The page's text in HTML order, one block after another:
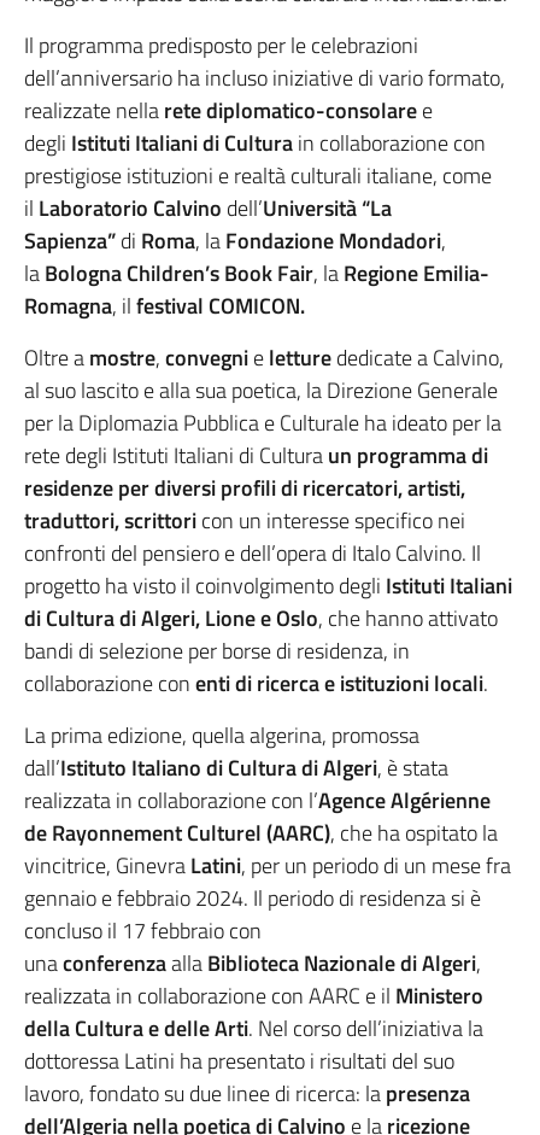
Il programma predisposto per le celebrazioni
dell’anniversario ha incluso iniziative di vario formato,
realizzate nellarete diplomatico-consolaree
degli Istituti Italiani di Culturain collaborazione con
prestigiose istituzioni e realtà culturali italiane, come
il Laboratorio Calvino dell’Università “La
Sapienza”di Roma, laFondazione Mondadori,
laBologna Children’s Book Fair, laRegione Emilia-
Romagna, ilfestival COMICON.
Oltre amostre,convegnieletturededicate a Calvino,
al suo lascito e alla sua poetica, la Direzione Generale
per la Diplomazia Pubblica e Culturale ha ideato per la
rete degli Istituti Italiani di Culturaun programma di
residenze per diversi profili di ricercatori, artisti,
traduttori, scrittoricon un interesse specifico nei
confronti del pensiero e dell’opera di Italo Calvino. Il
progetto ha visto il coinvolgimento degli Istituti Italiani
di Cultura di Algeri, Lione e Oslo, che hanno attivato
bandi di selezione per borse di residenza, in
collaborazione conenti di ricerca e istituzioni locali.
La prima edizione, quella algerina, promossa
dall’Istituto Italiano di Cultura di Algeri, è stata
realizzata in collaborazione con l’Agence Algérienne
de Rayonnement Culturel (AARC), che ha ospitato la
vincitrice, GinevraLatini, per un periodo di un mese fra
gennaio e febbraio 2024. Il periodo di residenza si è
concluso il 17 febbraio con
unaconferenzaallaBiblioteca Nazionale di Algeri,
realizzata in collaborazione con AARC e il Ministero
della Cultura e delle Arti. Nel corso dell’iniziativa la
dottoressa Latini ha presentato i risultati del suo
lavoro, fondato su due linee di ricerca: lapresenza
dell’Algeria nella poetica di Calvino e laricezione